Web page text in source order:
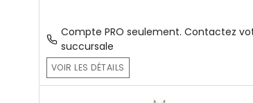
Compte PRO seulement. Contactez
succursale
VOIR LES DÉTAILS